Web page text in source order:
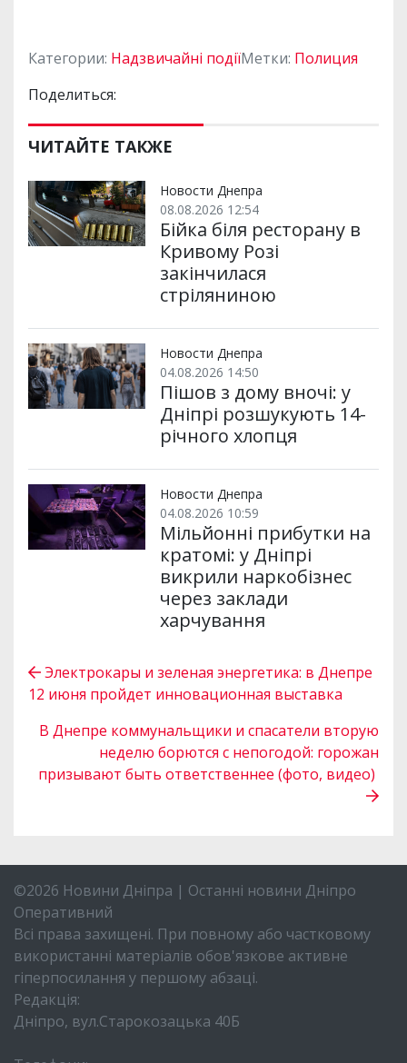
Категории: Надзвичайні подіїМетки: Полиция
Поделиться:
ЧИТАЙТЕ ТАКЖЕ
Новости Днепра
08.08.2026 12:54
Бійка біля ресторану в
Кривому Розі
закінчилася
стріляниною
Новости Днепра
04.08.2026 14:50
Пішов з дому вночі: у
Дніпрі розшукують 14-
річного хлопця
Новости Днепра
04.08.2026 10:59
Мільйонні прибутки на
кратомі: у Дніпрі
викрили наркобізнес
через заклади
харчування
Электрокары и зеленая энергетика: в Днепре
12 июня пройдет инновационная выставка
В Днепре коммунальщики и спасатели вторую
неделю борются с непогодой: горожан
призывают быть ответственнее (фото, видео)
©2026 Новини Дніпра | Останні новини Дніпро
Оперативний
Всі права захищені. При повному або частковому
використанні матеріалів обов'язкове активне
гіперпосилання у першому абзаці.
Редакція:
Дніпро, вул.Старокозацька 40Б